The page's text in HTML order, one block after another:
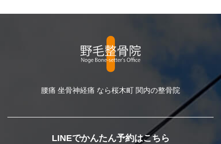
腰痛 坐骨神経痛 なら桜木町 関内の整骨院
LINEでかんたん予約はこちら